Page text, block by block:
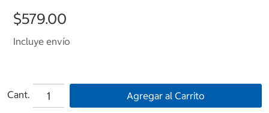
$579.00
Incluye envío
Cant. Agregar al Carrito